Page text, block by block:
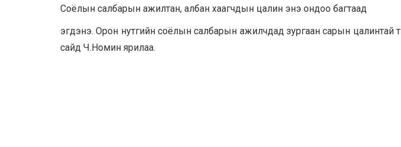
Соёлын салбарын ажилтан, албан хаагчдын цалин энэ ондоо багтаад
эгдэнэ. Орон нутгийн соёлын салбарын ажилчдад зургаан сарын цалинтай
сайд Ч.Номин ярилаа.